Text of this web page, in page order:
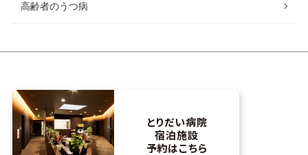
高齢者のうつ病
とりだい病院
宿泊施設
予約はこちら